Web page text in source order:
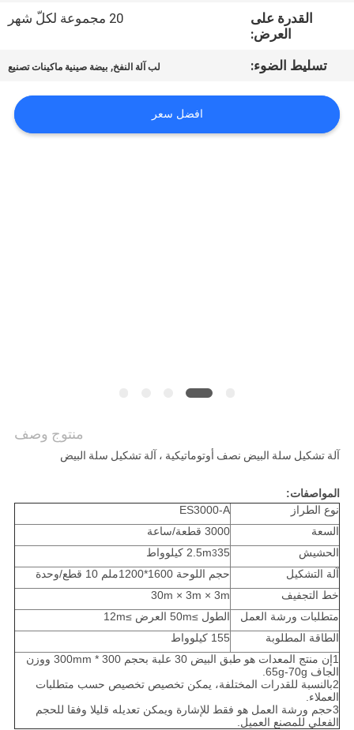
المعمل
مراقبة
الجودة
القدرة على
العرض:
20 مجموعة لكلّ شهر
تسليط الضوء: لب آلة النفخ, بيضة صينية ماكينات تصنيع
افضل سعر
منتوج وصف
آلة تشكيل سلة البيض نصف أوتوماتيكية ، آلة تشكيل سلة البيض
المواصفات:
نوع الطراز
ES3000-A
السعة
3000 قطعة/ساعة
الحشيش
2.5m335 كيلوواط
آلة التشكيل
حجم اللوحة 1600*1200ملم 10 قطع/وحدة
خط التجفيف
30m × 3m × 3m
متطلبات ورشة العمل
الطول ≥50m العرض ≥12m
الطاقة المطلوبة
155 كيلوواط
1إن منتج المعدات هو طبق البيض 30 علبة بحجم 300 * 300mm ووزن
الجاف 65g-70g.
2بالنسبة للقدرات المختلفة، يمكن تخصيص تخصيص حسب متطلبات
العملاء.
3حجم ورشة العمل هو فقط للإشارة ويمكن تعديله قليلا وفقا للحجم
الفعلي للمصنع العميل.